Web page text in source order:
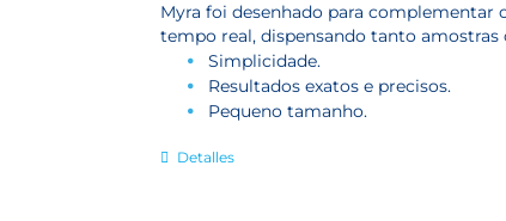
Myra foi desenhado para complementar
tempo real, dispensando tanto
Simplicidade.
Resultados exatos e precisos.
Pequeno tamanho.
Detalles